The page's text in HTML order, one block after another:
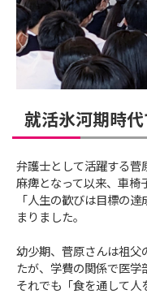
就活氷河期時
弁護士として活躍する菅
麻痺となって以来、車椅
「人生の歓びは目標の
まりました。
幼少期、菅原さんは祖父
たが、学費の関係で医学
それでも「食を通して人